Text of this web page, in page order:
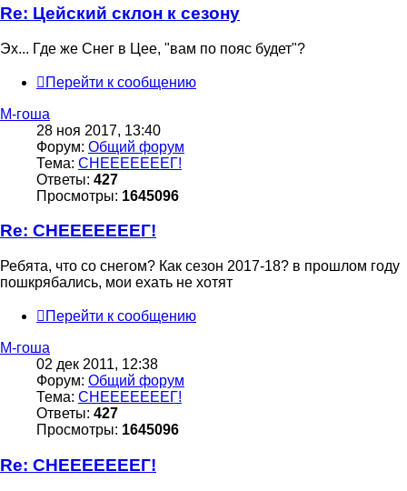
Re: Цейский склон к сезону
Эх... Где же Снег в Цее, "вам по пояс будет"?
Перейти к сообщению
М-гоша
28 ноя 2017, 13:40
Форум: Общий форум
Тема: СНЕЕЕЕЕЕЕГ!
Ответы: 427
Просмотры: 1645096
Re: СНЕЕЕЕЕЕЕГ!
Ребята, что со снегом? Как сезон 2017-18? в прошлом году
пошкрябались, мои ехать не хотят
Перейти к сообщению
М-гоша
02 дек 2011, 12:38
Форум: Общий форум
Тема: СНЕЕЕЕЕЕЕГ!
Ответы: 427
Просмотры: 1645096
Re: СНЕЕЕЕЕЕЕГ!